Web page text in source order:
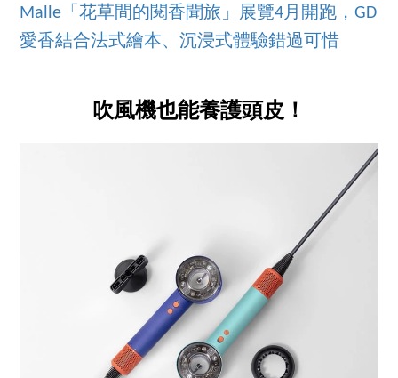
Malle「花草間的閱香聞旅」展覽4月開跑，GD
愛香結合法式繪本、沉浸式體驗錯過可惜
吹風機也能養護頭皮！